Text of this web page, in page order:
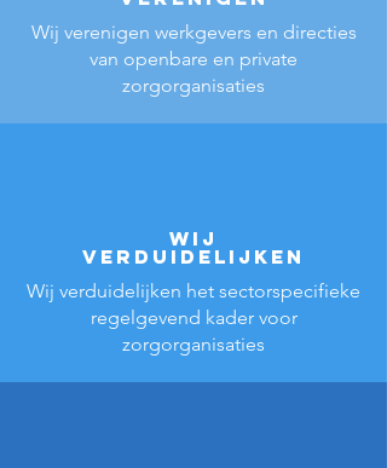
Wij verenigen werkgevers en directies
van openbare en private
zorgorganisaties
wij
VERDUIDELIJKEN
Wij verduidelijken het sectorspecifieke
regelgevend kader voor
zorgorganisaties